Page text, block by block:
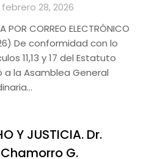
28, 2026
POR CORREO ELECTRÓNICO
De conformidad con lo
11,13 y 17 del Estatuto
la Asamblea General
Y JUSTICIA. Dr.
G.